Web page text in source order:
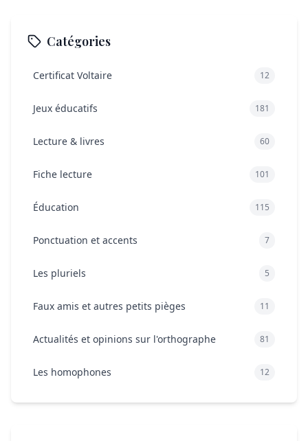
Catégories
Certificat Voltaire 12
Jeux éducatifs 181
Lecture & livres 60
Fiche lecture 101
Éducation 115
Ponctuation et accents 7
Les pluriels 5
Faux amis et autres petits pièges 11
Actualités et opinions sur l'orthographe 81
Les homophones 12